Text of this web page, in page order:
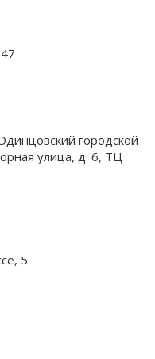
городской
улица, д. 6, ТЦ
5